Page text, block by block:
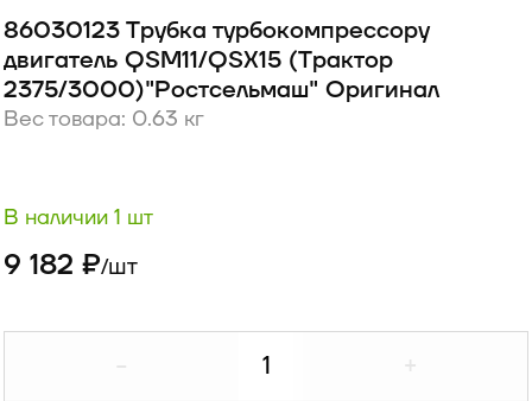
86030123 Трубка турбокомпрессору
двигатель QSM11/QSX15 (Трактор
2375/3000)"Ростсельмаш" Оригинал
Вес товара: 0.63 кг
В наличии 1 шт
9 182 ₽/шт